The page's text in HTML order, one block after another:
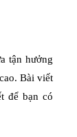
tận hưởng
Bài viết
để bạn có